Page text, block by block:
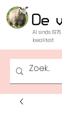
Al sinds
kwaliteit